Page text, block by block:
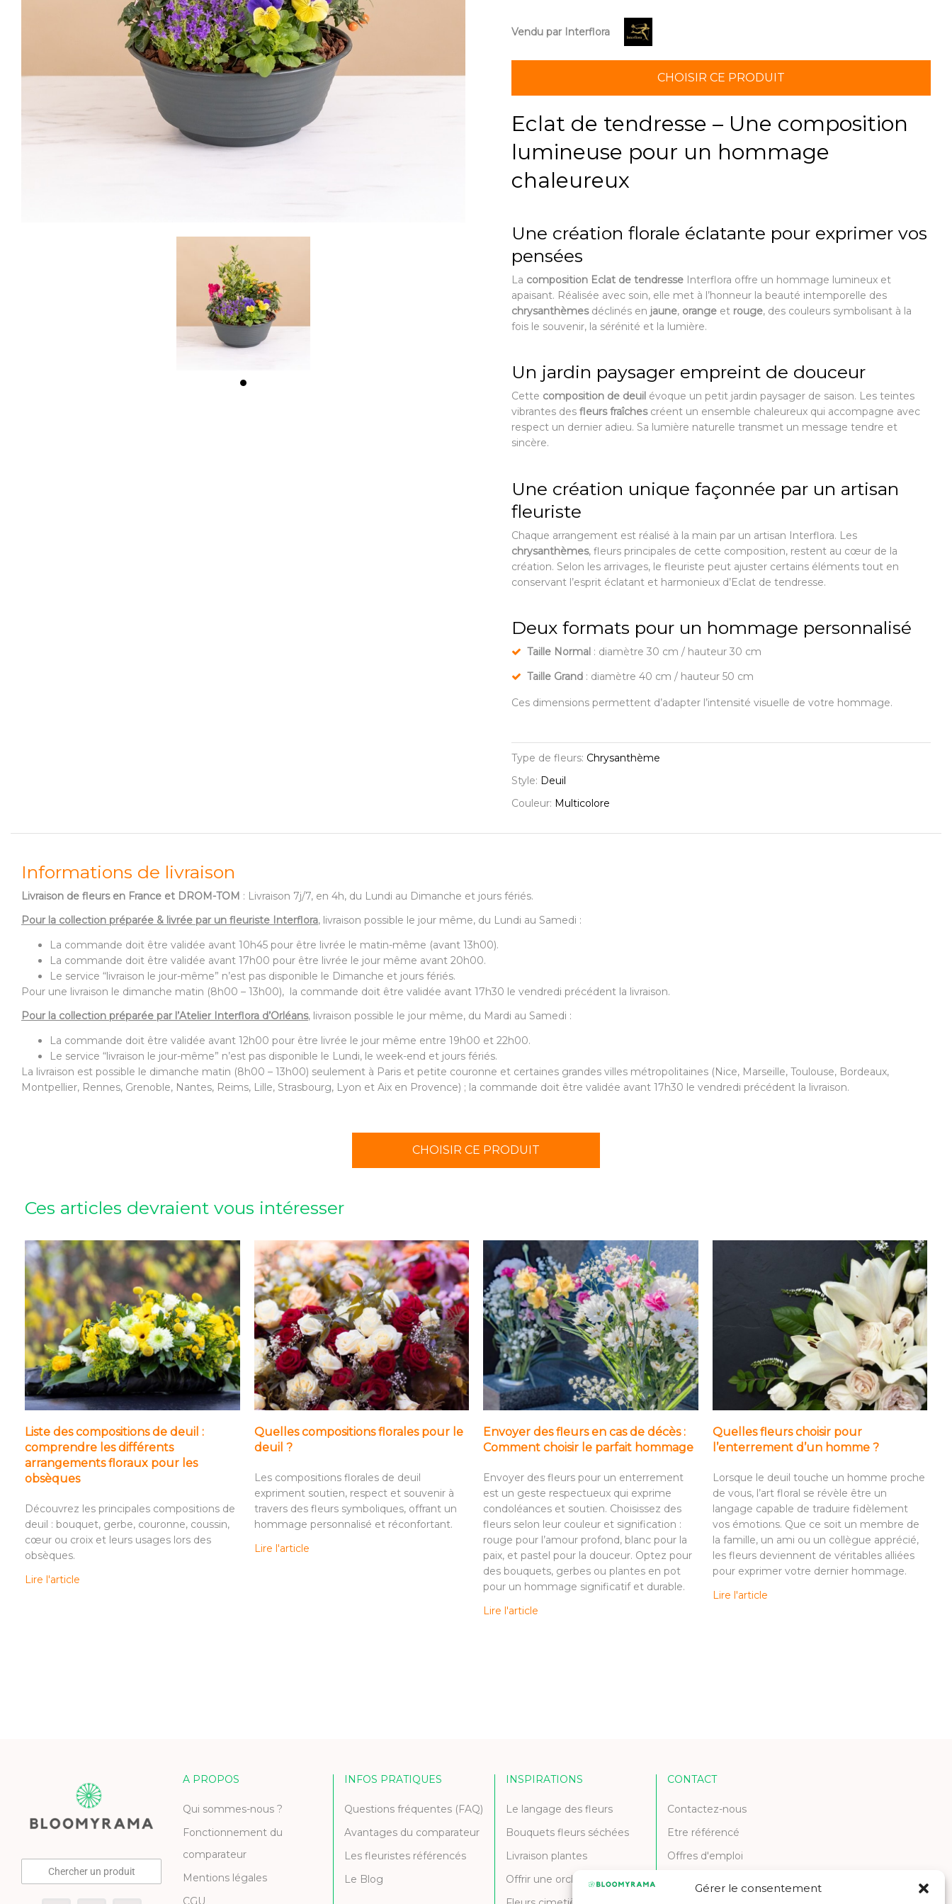
Gérer le consentement
Vendu par Interflora
CHOISIR CE PRODUIT
Eclat de tendresse – Une composition
lumineuse pour un hommage
chaleureux
Une création florale éclatante pour exprimer vos
pensées
La composition Eclat de tendresse Interflora offre un hommage lumineux et
apaisant. Réalisée avec soin, elle met à l’honneur la beauté intemporelle des
chrysanthèmesdéclinés en jaune, orange et rouge, des couleurs symbolisant à la
fois le souvenir, la sérénité et la lumière.
Un jardin paysager empreint de douceur
Cette composition de deuil évoque un petit jardin paysager de saison. Les teintes
vibrantes des fleurs fraîchescréent un ensemble chaleureux qui accompagne avec
respect un dernier adieu. Sa lumière naturelle transmet un message tendre et
sincère.
Une création unique façonnée par un artisan
fleuriste
Chaque arrangement est réalisé à la main par un artisan Interflora. Les
chrysanthèmes, fleurs principales de cette composition, restent au cœur de la
création. Selon les arrivages, le fleuriste peut ajuster certains éléments tout en
conservant l’esprit éclatant et harmonieux d’Eclat de tendresse.
Deux formats pour un hommage personnalisé
Taille Normal : diamètre 30 cm / hauteur 30 cm
Taille Grand : diamètre 40 cm / hauteur 50 cm
Ces dimensions permettent d’adapter l’intensité visuelle de votre hommage.
Type de fleurs: Chrysanthème
Style: Deuil
Couleur: Multicolore
Informations de livraison
Livraison de fleurs en France et DROM-TOM : Livraison 7j/7, en 4h, du Lundi au Dimanche et jours fériés.
Pour la collection préparée & livrée par un fleuriste Interflora, livraison possible le jour même, du Lundi au Samedi :
La commande doit être validée avant 10h45 pour être livrée le matin-même (avant 13h00).
La commande doit être validée avant 17h00 pour être livrée le jour même avant 20h00.
Le service “livraison le jour-même” n’est pas disponible le Dimanche et jours fériés.
Pour une livraison le dimanche matin (8h00 – 13h00), la commande doit être validée avant 17h30 le vendredi précédent la livraison.
Pour la collection préparée par l’Atelier Interflora d’Orléans, livraison possible le jour même, du Mardi au Samedi :
La commande doit être validée avant 12h00 pour être livrée le jour même entre 19h00 et 22h00.
Le service “livraison le jour-même” n’est pas disponible le Lundi, le week-end et jours fériés.
La livraison est possible le dimanche matin (8h00 – 13h00) seulement à Paris et petite couronne et certaines grandes villes métropolitaines (Nice, Marseille, Toulouse, Bordeaux,
Montpellier, Rennes, Grenoble, Nantes, Reims, Lille, Strasbourg, Lyon et Aix en Provence) ; la commande doit être validée avant 17h30 le vendredi précédent la livraison.
CHOISIR CE PRODUIT
Ces articles devraient vous intéresser
Liste des compositions de deuil :
comprendre les différents
arrangements floraux pour les
obsèques
Découvrez les principales compositions de
deuil : bouquet, gerbe, couronne, coussin,
cœur ou croix et leurs usages lors des
obsèques.
Lire l'article
Quelles compositions florales pour le
deuil ?
Les compositions florales de deuil
expriment soutien, respect et souvenir à
travers des fleurs symboliques, offrant un
hommage personnalisé et réconfortant.
Lire l'article
Envoyer des fleurs en cas de décès :
Comment choisir le parfait hommage
Envoyer des fleurs pour un enterrement
est un geste respectueux qui exprime
condoléances et soutien. Choisissez des
fleurs selon leur couleur et signification :
rouge pour l’amour profond, blanc pour la
paix, et pastel pour la douceur. Optez pour
des bouquets, gerbes ou plantes en pot
pour un hommage significatif et durable.
Lire l'article
Quelles fleurs choisir pour
l’enterrement d’un homme ?
Lorsque le deuil touche un homme proche
de vous, l’art floral se révèle être un
langage capable de traduire fidèlement
vos émotions. Que ce soit un membre de
la famille, un ami ou un collègue apprécié,
les fleurs deviennent de véritables alliées
pour exprimer votre dernier hommage.
Lire l'article
Chercher un produit
A PROPOS
Qui sommes-nous ?
Fonctionnement du
comparateur
Mentions légales
CGU
INFOS PRATIQUES
Questions fréquentes (FAQ)
Avantages du comparateur
Les fleuristes référencés
Le Blog
INSPIRATIONS
Le langage des fleurs
Bouquets fleurs séchées
Livraison plantes
Offrir une orchidée
CONTACT
Contactez-nous
Etre référencé
Offres d'emploi